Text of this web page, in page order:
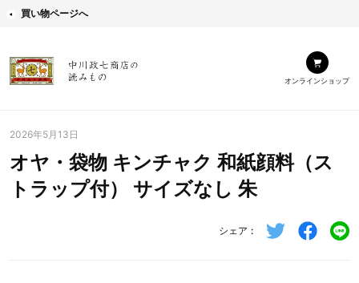
買い物ページへ
オンラインショップ
2026年5月13日
オヤ・袋物 キンチャク 和紙顔料（ス
トラップ付） サイズなし 朱
シェア